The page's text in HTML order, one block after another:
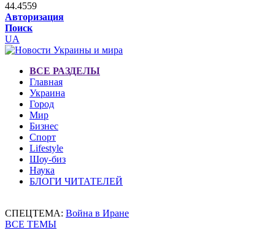
44.4559
Авторизация
Поиск
UA
ВСЕ РАЗДЕЛЫ
Главная
Украина
Город
Мир
Бизнес
Спорт
Lifestyle
Шоу-биз
Наука
БЛОГИ ЧИТАТЕЛЕЙ
СПЕЦТЕМА: Война в Иране
ВСЕ ТЕМЫ